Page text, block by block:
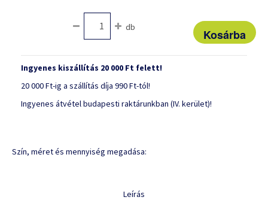
db
Ingyenes kiszállítás 20 000 Ft felett!
20 000 Ft-ig a szállítás díja 990 Ft-tól!
Ingyenes átvétel budapesti raktárunkban (IV. kerület)!
Szín, méret és mennyiség megadása:
Leírás